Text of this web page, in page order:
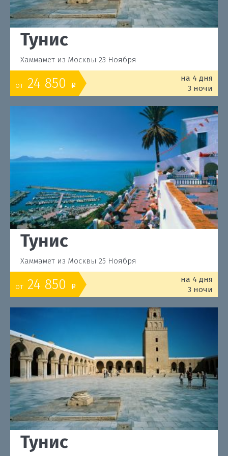
Тунис
Хаммамет из Москвы 23 Ноября
от 24 850 o
на 4 дня
3 ночи
Тунис
Хаммамет из Москвы 25 Ноября
от 24 850 o
на 4 дня
3 ночи
Тунис